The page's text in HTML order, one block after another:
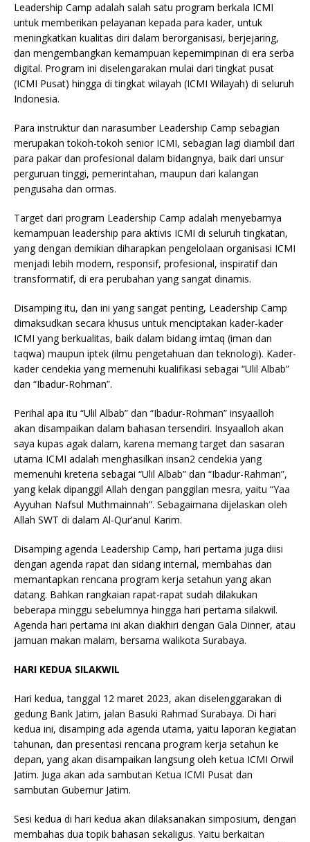
Leadership Camp adalah salah satu program berkala ICMI
untuk memberikan pelayanan kepada para kader, untuk
meningkatkan kualitas diri dalam berorganisasi, berjejaring,
dan mengembangkan kemampuan kepemimpinan di era serba
digital. Program ini diselengarakan mulai dari tingkat pusat
(ICMI Pusat) hingga di tingkat wilayah (ICMI Wilayah) di seluruh
Indonesia.
Para instruktur dan narasumber Leadership Camp sebagian
merupakan tokoh-tokoh senior ICMI, sebagian lagi diambil dari
para pakar dan profesional dalam bidangnya, baik dari unsur
perguruan tinggi, pemerintahan, maupun dari kalangan
pengusaha dan ormas.
Target dari program Leadership Camp adalah menyebarnya
kemampuan leadership para aktivis ICMI di seluruh tingkatan,
yang dengan demikian diharapkan pengelolaan organisasi ICMI
menjadi lebih modern, responsif, profesional, inspiratif dan
transformatif, di era perubahan yang sangat dinamis.
Disamping itu, dan ini yang sangat penting, Leadership Camp
dimaksudkan secara khusus untuk menciptakan kader-kader
ICMI yang berkualitas, baik dalam bidang imtaq (iman dan
taqwa) maupun iptek (ilmu pengetahuan dan teknologi). Kader-
kader cendekia yang memenuhi kualifikasi sebagai “Ulil Albab”
dan “Ibadur-Rohman”.
Perihal apa itu “Ulil Albab” dan “Ibadur-Rohman” insyaalloh
akan disampaikan dalam bahasan tersendiri. Insyaalloh akan
saya kupas agak dalam, karena memang target dan sasaran
utama ICMI adalah menghasilkan insan2 cendekia yang
memenuhi kreteria sebagai “Ulil Albab” dan “Ibadur-Rahman”,
yang kelak dipanggil Allah dengan panggilan mesra, yaitu “Yaa
Ayyuhan Nafsul Muthmainnah”. Sebagaimana dijelaskan oleh
Allah SWT di dalam Al-Qur’anul Karim.
Disamping agenda Leadership Camp, hari pertama juga diisi
dengan agenda rapat dan sidang internal, membahas dan
memantapkan rencana program kerja setahun yang akan
datang. Bahkan rangkaian rapat-rapat sudah dilakukan
beberapa minggu sebelumnya hingga hari pertama silakwil.
Agenda hari pertama ini akan diakhiri dengan Gala Dinner, atau
jamuan makan malam, bersama walikota Surabaya.
HARI KEDUA SILAKWIL
Hari kedua, tanggal 12 maret 2023, akan diselenggarakan di
gedung Bank Jatim, jalan Basuki Rahmad Surabaya. Di hari
kedua ini, disamping ada agenda utama, yaitu laporan kegiatan
tahunan, dan presentasi rencana program kerja setahun ke
depan, yang akan disampaikan langsung oleh ketua ICMI Orwil
Jatim. Juga akan ada sambutan Ketua ICMI Pusat dan
sambutan Gubernur Jatim.
Sesi kedua di hari kedua akan dilaksanakan simposium, dengan
membahas dua topik bahasan sekaligus. Yaitu berkaitan